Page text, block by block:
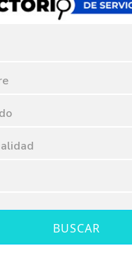
BUSCAR